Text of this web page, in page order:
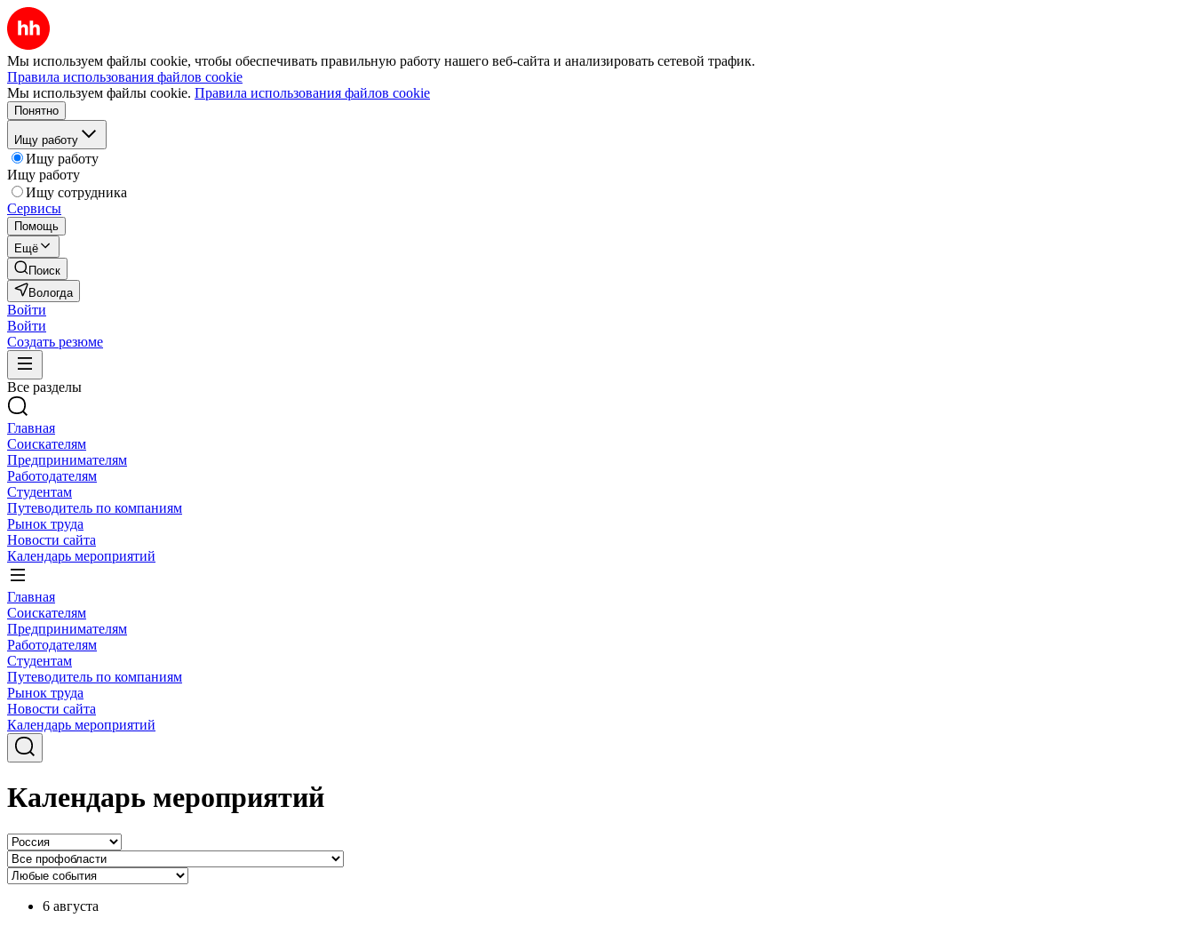
Мы используем файлы cookie, чтобы обеспечивать правильную работу нашего веб-сайта и анализировать сетевой трафик.
Правила использования файлов cookie
Мы используем файлы cookie. Правила использования файлов cookie
Понятно
Ищу работу
Ищу работу
Ищу работу
Ищу сотрудника
Сервисы
Помощь
Ещё
Поиск
Вологда
Войти
Войти
Создать резюме
Все разделы
Главная
Соискателям
Предпринимателям
Работодателям
Студентам
Путеводитель по компаниям
Рынок труда
Новости сайта
Календарь мероприятий
Главная
Соискателям
Предпринимателям
Работодателям
Студентам
Путеводитель по компаниям
Рынок труда
Новости сайта
Календарь мероприятий
Календарь мероприятий
6 августа